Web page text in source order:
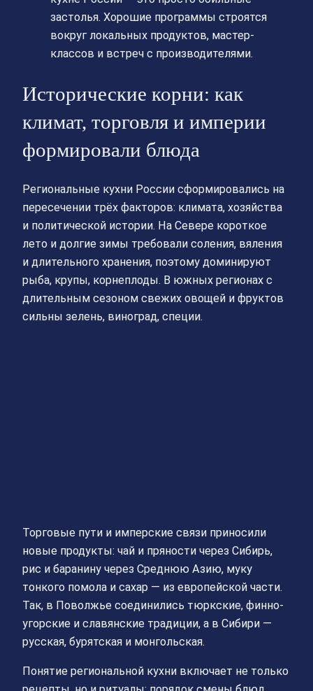
застолья. Хорошие программы строятся
вокруг локальных продуктов, мастер-
классов и встреч с производителями.
Исторические корни: как
климат, торговля и империи
формировали блюда
Региональные кухни России сформировались на
пересечении трёх факторов: климата, хозяйства
и политической истории. На Севере короткое
лето и долгие зимы требовали соления, вяления
и длительного хранения, поэтому доминируют
рыба, крупы, корнеплоды. В южных регионах с
длительным сезоном свежих овощей и фруктов
сильны зелень, виноград, специи.
Торговые пути и имперские связи приносили
новые продукты: чай и пряности через Сибирь,
рис и баранину через Среднюю Азию, муку
тонкого помола и сахар — из европейской части.
Так, в Поволжье соединились тюркские, финно-
угорские и славянские традиции, а в Сибири —
русская, бурятская и монгольская.
Понятие региональной кухни включает не только